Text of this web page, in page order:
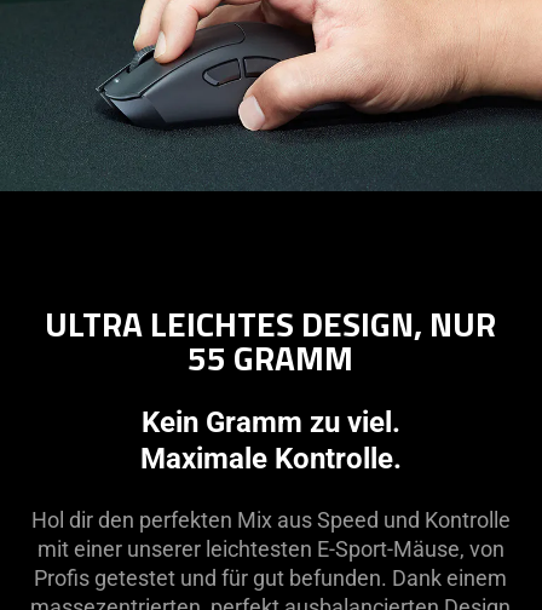
ULTRA LEICHTES DESIGN, NUR
55 GRAMM
Kein Gramm zu viel.
Maximale Kontrolle.
Hol dir den perfekten Mix aus Speed und Kontrolle
mit einer unserer leichtesten E-Sport-Mäuse, von
Profis getestet und für gut befunden. Dank einem